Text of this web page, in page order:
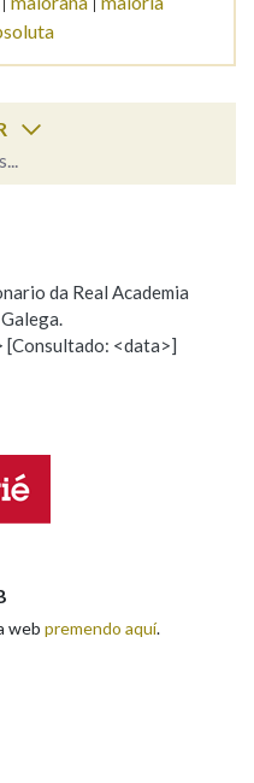
na palabra
da Real Academia
<data>]
web premendo aquí.